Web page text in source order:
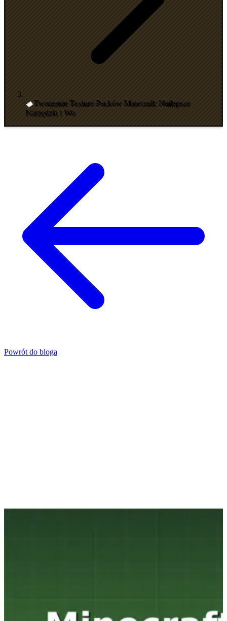
Tworzenie Texture Packów Minecraft: Najlepsze
Narzędzia i Wo
Powrót do bloga